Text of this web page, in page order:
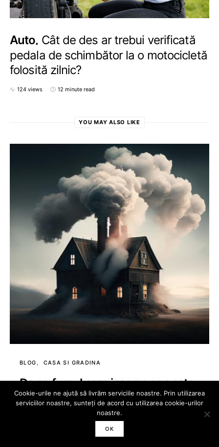
Auto Cât de des ar trebui verificată
pedala de schimbător la o motocicletă
folosită zilnic?
124 views 12 minute read
YOU MAY ALSO LIKE
BLOG CASA SI GRADINA
De ce fumul care iese pe coș este
negru și miroas urât?
833 views
Fumul negru și mirosul urât emis de coșurile de fum sunt
Cookie-urile ne ajută să livrăm serviciile noastre. Prin utilizarea
serviciilor noastre, sunteți de acord cu utilizarea cookie-urilor
noastre.
OK